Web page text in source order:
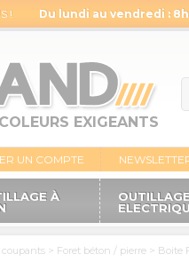
! Du lundi au vendredi :
EXIGEANTS
UN COMPTE
À
coupants > Foret béton / pierre > Boite